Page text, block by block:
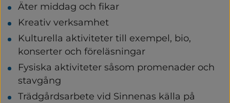
Äter middag och fikar
Kreativ verksamhet
Kulturella aktiviteter till exempel, bio,
konserter och föreläsningar
Fysiska aktiviteter såsom promenader och
stavgång
Trädgårdsarbete vid Sinnenas källa på